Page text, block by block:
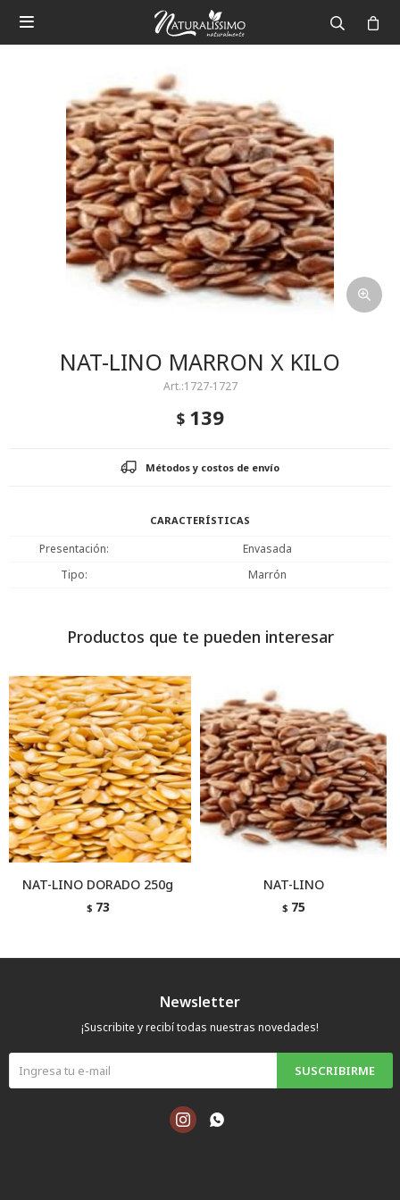

NAT-LINO MARRON X KILO
1727-1727
$ 139
Métodos y costos de envío
CARACTERÍSTICAS
Presentación
Envasada
Tipo
Marrón
Productos que te pueden interesar
NAT-LINO DORADO 250g
$ 73
NAT-LINO
$ 75
Newsletter
¡Suscribite y recibí todas nuestras novedades!
SUSCRIBIRME
 